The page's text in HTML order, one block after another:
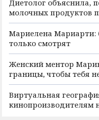
Диетолог объяснила,
молочных продуктов
Мариелена Мариарти:
только смотрят
Женский ментор
границы, чтобы тебя
Виртуальная
кинопроизводителям